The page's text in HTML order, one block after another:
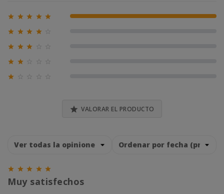
     100% (1)
   
  
 

 VALORAR EL PRODUCTO
    
Muy satisfechos